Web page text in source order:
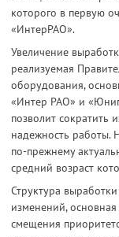
которого в первую
«ИнтерРАО».
Увеличение
реализуемая
оборудования,
«Интер РАО» и
позволит сократить
надежность работы.
по-прежнему
средний возраст
Структура
изменений,
смещения